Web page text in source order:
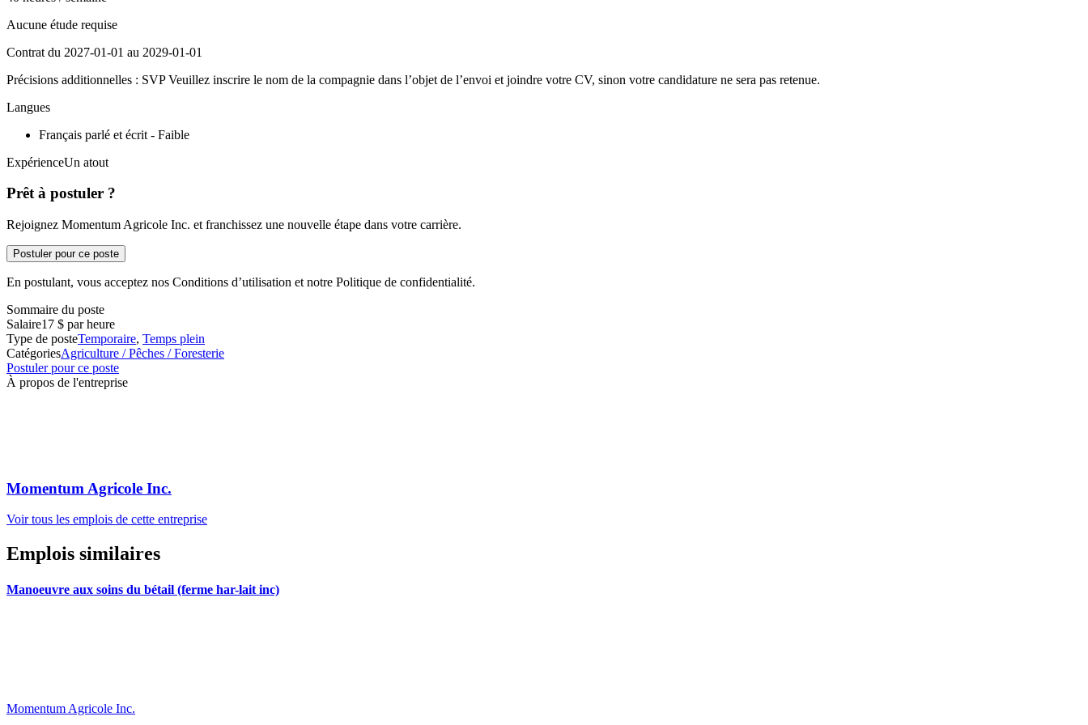
Aucune étude requise
Contrat du 2027-01-01 au 2029-01-01
Précisions additionnelles : SVP Veuillez inscrire le nom de la compagnie dans l’objet de l’envoi et joindre votre CV, sinon votre candidature ne sera pas retenue.
Langues
Français parlé et écrit - Faible
ExpérienceUn atout
Prêt à postuler ?
Rejoignez Momentum Agricole Inc. et franchissez une nouvelle étape dans votre carrière.
Postuler pour ce poste
En postulant, vous acceptez nos Conditions d’utilisation et notre Politique de confidentialité.
Sommaire du poste
Salaire17 $ par heure
Type de posteTemporaire, Temps plein
CatégoriesAgriculture / Pêches / Foresterie
Postuler pour ce poste
À propos de l'entreprise
Momentum Agricole Inc.
Voir tous les emplois de cette entreprise
Emplois similaires
Manoeuvre aux soins du bétail (ferme har-lait inc)
Momentum Agricole Inc.